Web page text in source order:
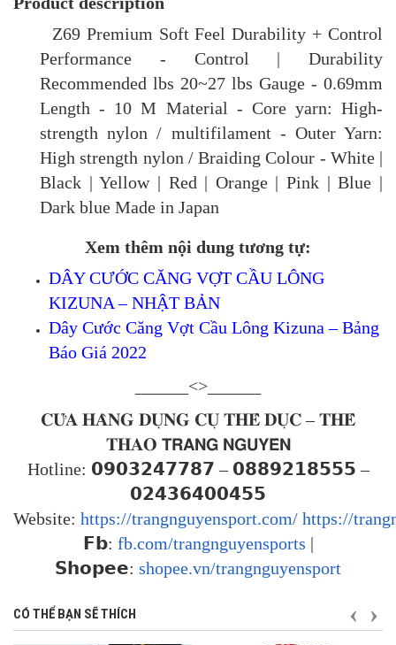
Z69 Premium Soft Feel Durability + Control
Performance - Control | Durability
Recommended lbs 20~27 lbs Gauge - 0.69mm
Length - 10 M Material - Core yarn: High-
strength nylon / multifilament - Outer Yarn:
High strength nylon / Braiding Colour - White |
Black | Yellow | Red | Orange | Pink | Blue |
Dark blue Made in Japan
Xem thêm nội dung tương tự:
DÂY CƯỚC CĂNG VỢT CẦU LÔNG
KIZUNA – NHẬT BẢN
Dây Cước Căng Vợt Cầu Lông Kizuna – Bảng
Báo Giá 2022
______<>______
𝐂𝐔̛̉𝐀 𝐇𝐀̀𝐍𝐆 𝐃𝐔̣𝐍𝐆 𝐂𝐔̣ 𝐓𝐇𝐄̂̉ 𝐃𝐔̣𝐂 – 𝐓𝐇𝐄̂̉
𝐓𝐇𝐀𝐎 𝗧𝗥𝗔𝗡𝗚 𝗡𝗚𝗨𝗬𝗘̂𝗡
Hotline: 𝟬𝟵𝟬𝟯𝟮𝟰𝟳𝟳𝟴𝟳 – 𝟬𝟴𝟴𝟵𝟮𝟭𝟴𝟱𝟱𝟱 –
𝟬𝟮𝟰𝟯𝟲𝟰𝟬𝟬𝟰𝟱𝟱
Website: https://trangnguyensport.com/ https://
𝗙𝗯: fb.com/trangnguyensports |
𝗦𝗵𝗼𝗽𝗲𝗲: shopee.vn/trangnguyensport
CÓ THỂ BẠN SẼ THÍCH